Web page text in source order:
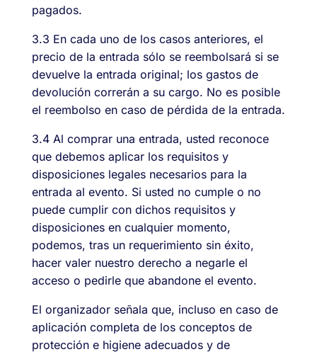
pagados.
3.3 En cada uno de los casos anteriores, el
precio de la entrada sólo se reembolsará si se
devuelve la entrada original; los gastos de
devolución correrán a su cargo. No es posible
el reembolso en caso de pérdida de la entrada.
3.4 Al comprar una entrada, usted reconoce
que debemos aplicar los requisitos y
disposiciones legales necesarios para la
entrada al evento. Si usted no cumple o no
puede cumplir con dichos requisitos y
disposiciones en cualquier momento,
podemos, tras un requerimiento sin éxito,
hacer valer nuestro derecho a negarle el
acceso o pedirle que abandone el evento.
El organizador señala que, incluso en caso de
aplicación completa de los conceptos de
protección e higiene adecuados y de